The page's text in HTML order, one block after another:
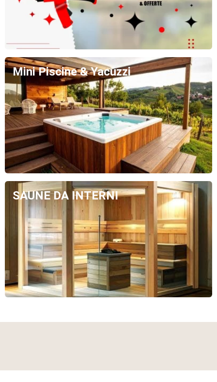
Mini Piscine & Yacuzzi
SAUNE DA INTERNI